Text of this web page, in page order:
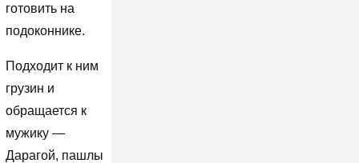
готовить на
подоконнике.
Подходит к ним
грузин и
обращается к
мужику —
Дарагой, пашлы